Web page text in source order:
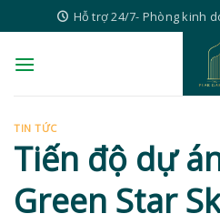
to
content
Hỗ trợ 24/7- Phòng kinh
TIN TỨC
Tiến độ dự
Green Star